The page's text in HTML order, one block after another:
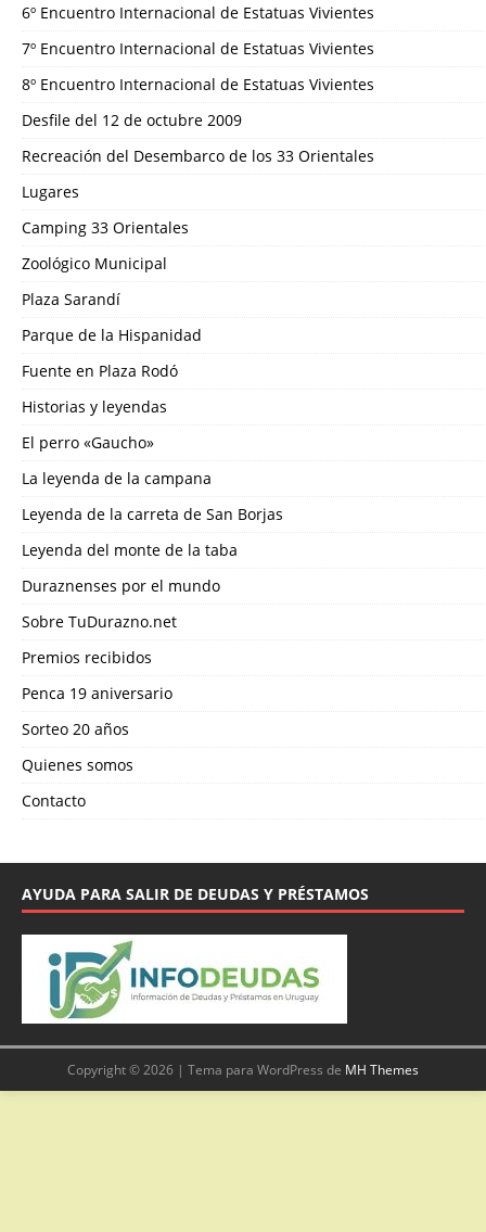
6º Encuentro Internacional de Estatuas Vivientes
7º Encuentro Internacional de Estatuas Vivientes
8º Encuentro Internacional de Estatuas Vivientes
Desfile del 12 de octubre 2009
Recreación del Desembarco de los 33 Orientales
Lugares
Camping 33 Orientales
Zoológico Municipal
Plaza Sarandí
Parque de la Hispanidad
Fuente en Plaza Rodó
Historias y leyendas
El perro «Gaucho»
La leyenda de la campana
Leyenda de la carreta de San Borjas
Leyenda del monte de la taba
Duraznenses por el mundo
Sobre TuDurazno.net
Premios recibidos
Penca 19 aniversario
Sorteo 20 años
Quienes somos
Contacto
AYUDA PARA SALIR DE DEUDAS Y PRÉSTAMOS
Copyright © 2026 | Tema para WordPress de MH Themes